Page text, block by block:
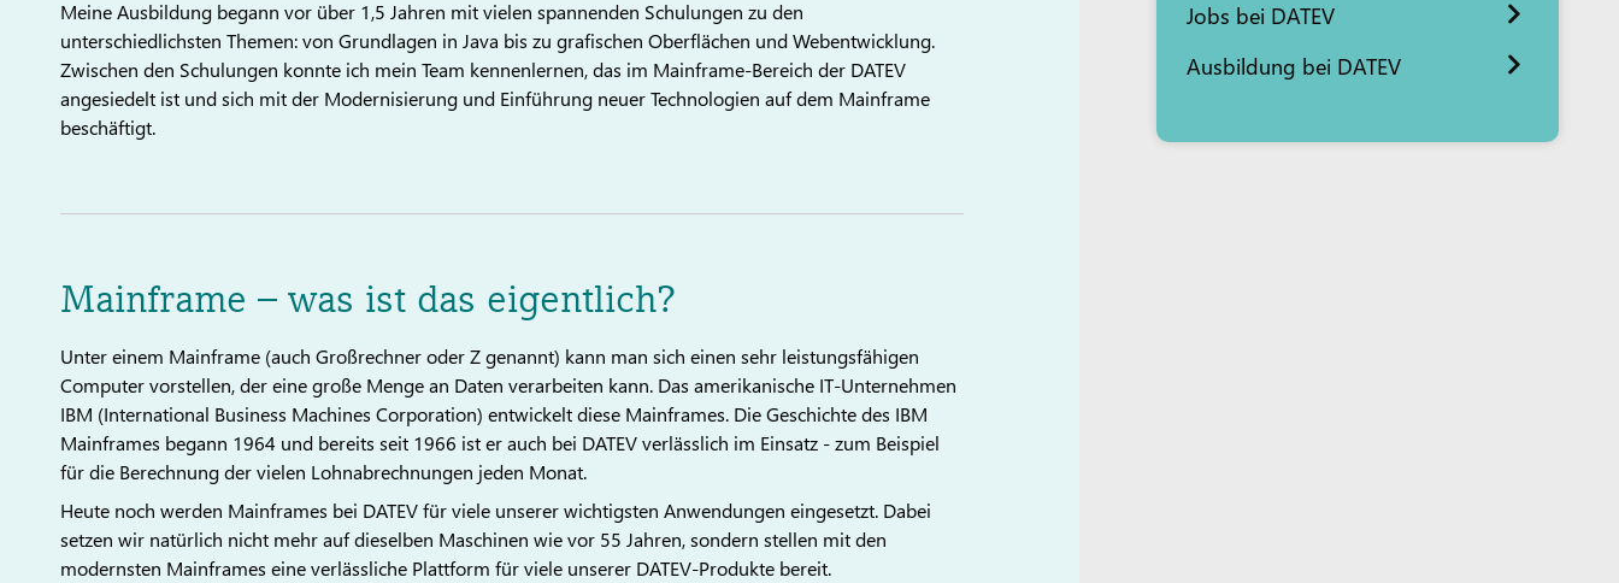
Meine Ausbildung begann vor über 1,5 Jahren mit vielen spannenden Schulungen zu den
unterschiedlichsten Themen: von Grundlagen in Java bis zu grafischen Oberflächen und Webentwicklung.
Zwischen den Schulungen konnte ich mein Team kennenlernen, das im Mainframe-Bereich der DATEV
angesiedelt ist und sich mit der Modernisierung und Einführung neuer Technologien auf dem Mainframe
beschäftigt.
Mainframe – was ist das eigentlich?
Unter einem Mainframe (auch Großrechner oder Z genannt) kann man sich einen sehr leistungsfähigen
Computer vorstellen, der eine große Menge an Daten verarbeiten kann. Das amerikanische IT-Unternehmen
IBM (International Business Machines Corporation) entwickelt diese Mainframes. Die Geschichte des IBM
Mainframes begann 1964 und bereits seit 1966 ist er auch bei DATEV verlässlich im Einsatz - zum Beispiel
für die Berechnung der vielen Lohnabrechnungen jeden Monat.
Heute noch werden Mainframes bei DATEV für viele unserer wichtigsten Anwendungen eingesetzt. Dabei
setzen wir natürlich nicht mehr auf dieselben Maschinen wie vor 55 Jahren, sondern stellen mit den
modernsten Mainframes eine verlässliche Plattform für viele unserer DATEV-Produkte bereit.
Jobs bei DATEV
Ausbildung bei DATEV